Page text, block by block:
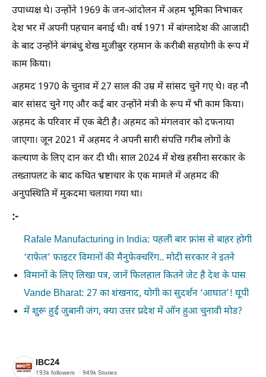
उपाध्यक्ष थे। उन्होंने 1969 के जन-आंदोलन में अहम भूमिका निभाकर
देश भर में अपनी पहचान बनाई थी। वर्ष 1971 में बांग्लादेश की आजादी
के बाद उन्होंने बंगबंधु शेख मुजीबुर रहमान के करीबी सहयोगी के रूप में
काम किया।
अहमद 1970 के चुनाव में 27 साल की उम्र में सांसद चुने गए थे। वह नौ
बार सांसद चुने गए और कई बार उन्होंने मंत्री के रूप में भी काम किया।
अहमद के परिवार में एक बेटी है। अहमद को मंगलवार को दफनाया
जाएगा। जून 2021 में अहमद ने अपनी सारी संपत्ति गरीब लोगों के
कल्याण के लिए दान कर दी थी। साल 2024 में शेख हसीना सरकार के
तख्तापलट के बाद कथित भ्रष्टाचार के एक मामले में अहमद की
अनुपस्थिति में मुकदमा चलाया गया था।
:-
Rafale Manufacturing in India: पहली बार फ़्रांस से बाहर होगी
‘राफेल’ फाइटर विमानों की मैनुफेक्चरिंग.. मोदी सरकार ने इतने
विमानों के लिए लिखा पत्र, जानें फिलहाल कितने जेट है देश के पास
Vande Bharat: 27 का शंखनाद, योगी का सुदर्शन ‘आघात’! यूपी
में शुरू हुई जुबानी जंग, क्या उत्तर प्रदेश में ऑन हुआ चुनावी मोड?
IBC24
193k followers 949k Stories